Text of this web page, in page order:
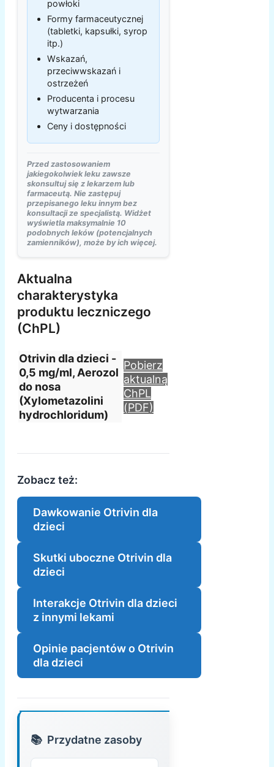
powłoki
Formy farmaceutycznej
(tabletki, kapsułki, syrop
itp.)
Wskazań,
przeciwwskazań i
ostrzeżeń
Producenta i procesu
wytwarzania
Ceny i dostępności
Przed zastosowaniem
jakiegokolwiek leku zawsze
skonsultuj się z lekarzem lub
farmaceutą. Nie zastępuj
przepisanego leku innym bez
konsultacji ze specjalistą. Widżet
wyświetla maksymalnie 10
podobnych leków (potencjalnych
zamienników), może by ich więcej.
Aktualna
charakterystyka
produktu leczniczego
(ChPL)
Otrivin dla dzieci -
0,5 mg/ml, Aerozol
do nosa
(Xylometazolini
hydrochloridum)
Pobierz
aktualną
ChPL
(PDF)
Zobacz też:
Dawkowanie Otrivin dla
dzieci
Skutki uboczne Otrivin dla
dzieci
Interakcje Otrivin dla dzieci
z innymi lekami
Opinie pacjentów o Otrivin
dla dzieci
Przydatne zasoby